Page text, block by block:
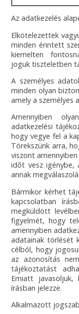
Az adatkezelés
Elkötelezettek
minden érintett
kiemelten
joguk tiszteletben
A személyes
minden olyan
amely a személyes
Amennyiben
adatkezelési
hogy vegye fel a
Törekszünk arra,
viszont
időt vesz igénybe,
annak
Bármikor kérhet
kapcsolatban
megküldött
figyelmét, hogy
amennyiben
adatainak törlését
célból, hogy
az azonosítás
tájékoztatást
Emiatt
írásban jelezze.
Alkalmazott